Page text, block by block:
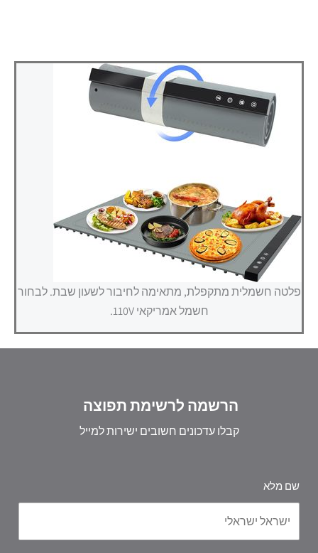
פלטה חשמלית מתקפלת, מתאימה לחיבור לשעון שבת. לבחור
חשמל אמריקאי 110V.
הרשמה לרשימת תפוצה
קבלו עדכונים חשובים ישירות למייל
שם מלא